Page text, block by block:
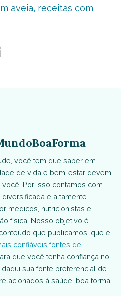
aveia, receitas com
Share
você tem que saber em
de vida e bem-estar devem
Por isso contamos com
diversificada e altamente
médicos, nutricionistas e
física. Nosso objetivo é
que publicamos, que é
confiáveis fontes de
que você tenha confiança no
sua fonte preferencial de
à saúde, boa forma